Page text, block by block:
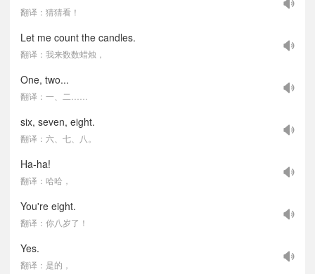
翻译：猜猜看！
Let me count the candles.
翻译：我来数数蜡烛，
One, two...
翻译：一、二……
six, seven, eight.
翻译：六、七、八。
Ha-ha!
翻译：哈哈，
You're eight.
翻译：你八岁了！
Yes.
翻译：是的，